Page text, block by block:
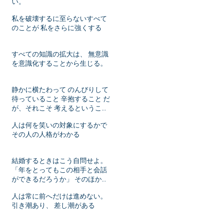
い。
私を破壊するに至らないすべて
のことが 私をさらに強くする
すべての知識の拡大は、 無意識
を意識化することから生じる。
静かに横たわって のんびりして
待っていること 辛抱すること だ
が、それこそ 考えるということ
人は何を笑いの対象にするかで
その人の人格がわかる
結婚するときはこう自問せよ。
「年をとってもこの相手と会話
ができるだろうか」 そのほかは
とだ。
人は常に前へだけは進めない。
引き潮あり、 差し潮がある